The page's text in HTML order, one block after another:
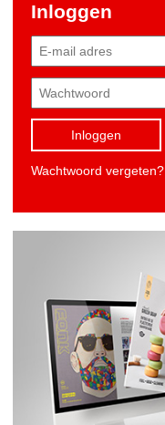
Inloggen
Inloggen
Wachtwoord vergeten?